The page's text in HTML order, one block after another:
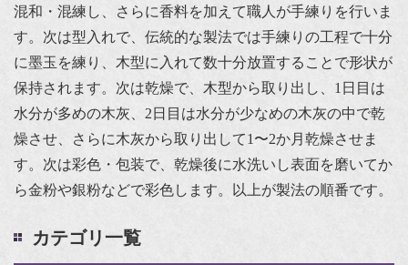
混和・混練し、さらに香料を加えて職人が手練りを行いま
す。次は型入れで、伝統的な製法では手練りの工程で十分
に墨玉を練り、木型に入れて数十分放置することで形状が
保持されます。次は乾燥で、木型から取り出し、1日目は
水分が多めの木灰、2日目は水分が少なめの木灰の中で乾
燥させ、さらに木灰から取り出して1〜2か月乾燥させま
す。次は彩色・包装で、乾燥後に水洗いし表面を磨いてか
ら金粉や銀粉などで彩色します。以上が製法の順番です。
カテゴリ一覧